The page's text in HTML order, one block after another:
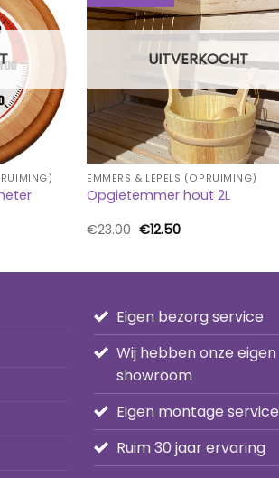
UITVERKOCHT
EMMERS & LEPELS (OPRUIMING)
Opgietemmer hout 2L
€23.00 Oorspronkelijke
€12.50Huidige
Eigen bezorg service
Wij hebben onze eigen
showroom
Eigen montage service
Ruim 30 jaar ervaring